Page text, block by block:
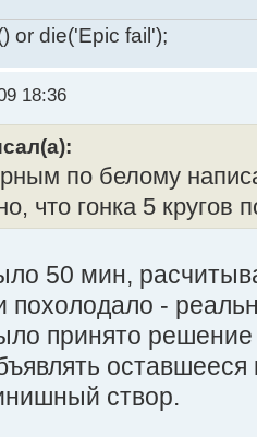
or die('Epic fail');
18:36
по белому
что гонка 5 кругов
50 мин,
похолодало -
принято решение
оставшееся
створ.